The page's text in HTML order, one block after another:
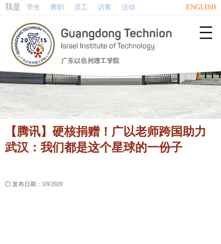
我是 学生 教职 员工 访客 活动 ENGLISH

【腾讯】硬核捐赠！广以老师跨国助力
武汉：我们都是这个星球的一份子
 发布日期：3/9/2020